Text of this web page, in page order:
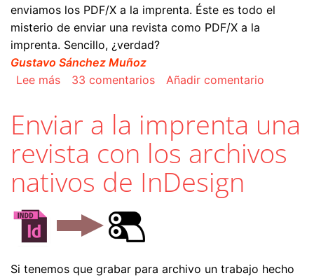
enviamos los PDF/X a la imprenta. Éste es todo el
misterio de enviar una revista como PDF/X a la
imprenta. Sencillo, ¿verdad?
Gustavo Sánchez Muñoz
Lee mássobre Enviar a la imprenta una revista hecha
33 comentarios Añadir comentario
Enviar a la imprenta una
revista con los archivos
nativos de InDesign
Si tenemos que grabar para archivo un trabajo hecho